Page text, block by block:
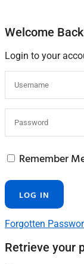
Welcome
Login to your
Remember
Forgotten
Retrieve your